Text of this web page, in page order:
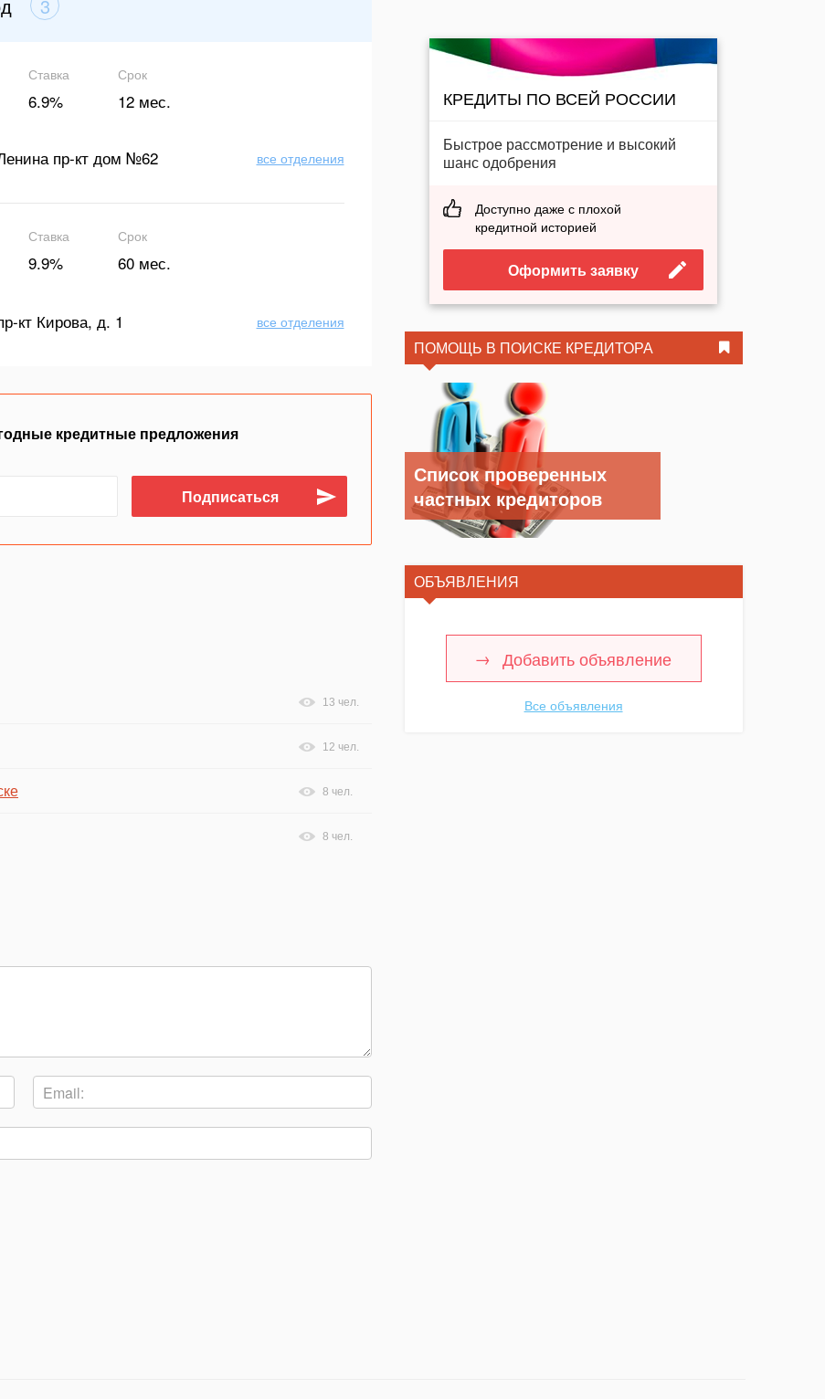
3
Ставка
6.9%
Срок
12 мес.
пр-кт дом №62 все отделения
Ставка
9.9%
Срок
60 мес.
кт Кирова, д. 1 все отделения
кредитные предложения
13 чел.
12 чел.
8 чел.
8 чел.
КРЕДИТЫ ПО ВСЕЙ РОССИИ
Быстрое рассмотрение и высокий
шанс одобрения
Доступно даже с плохой
кредитной историей
Оформить заявку
ПОМОЩЬ В ПОИСКЕ КРЕДИТОРА
Список проверенных
частных кредиторов
ОБЪЯВЛЕНИЯ
Добавить объявление
Все объявления